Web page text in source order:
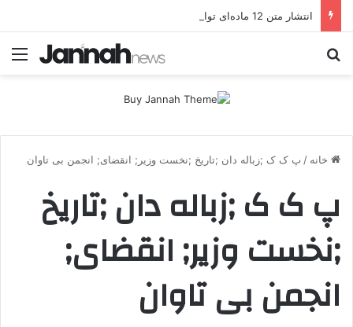
انتشار متن 12 ماده‌ای توافق نهایی بین ترکیه و پ.ک.ک
خانه / پ ک ک ;زباله دان ;تاریخ ;نخست وزیر; انقضای; انجمن بی تاوان
پ ک ک ;زباله دان ;تاریخ
;نخست وزیر; انقضای;
انجمن بی تاوان